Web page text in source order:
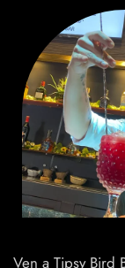
Ven a Tipsy Bird